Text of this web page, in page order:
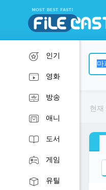
인기
영화
방송
애니
도서
게임
유틸
현재